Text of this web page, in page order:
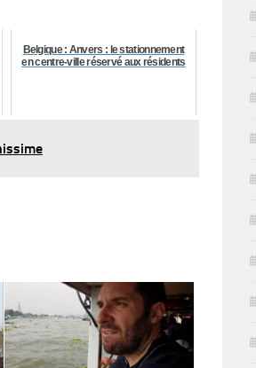
Belgique : Anvers : le stationnement
en centre-ville réservé aux résidents